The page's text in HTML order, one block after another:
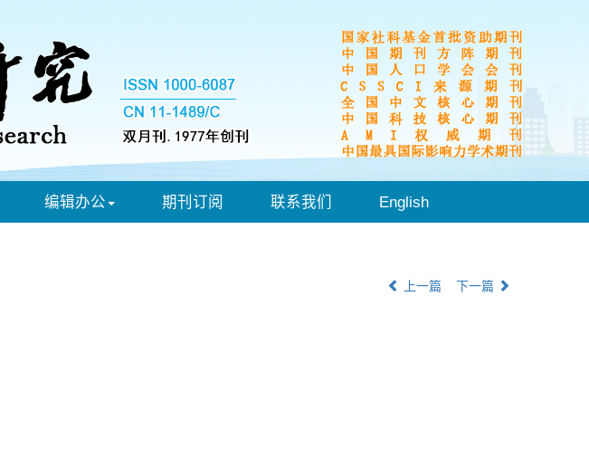
编辑办公 期刊订阅 联系我们 English
上一篇 下一篇